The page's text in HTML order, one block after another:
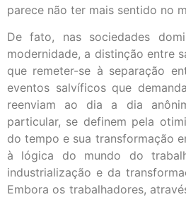
parece não ter mais sentido no
De fato, nas sociedades
modernidade, a distinção entre
que remeter-se à separação
eventos salvíficos que
reenviam ao dia a dia
particular, se definem pela
do tempo e sua transformação
à lógica do mundo do
industrialização e da
Embora os trabalhadores,